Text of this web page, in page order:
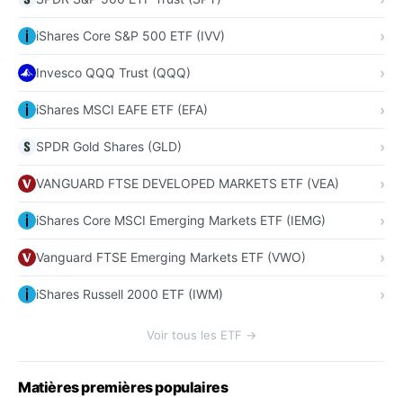
iShares Core S&P 500 ETF (IVV)
Invesco QQQ Trust (QQQ)
iShares MSCI EAFE ETF (EFA)
SPDR Gold Shares (GLD)
VANGUARD FTSE DEVELOPED MARKETS ETF (VEA)
iShares Core MSCI Emerging Markets ETF (IEMG)
Vanguard FTSE Emerging Markets ETF (VWO)
iShares Russell 2000 ETF (IWM)
Voir tous les ETF →
Matières premières populaires